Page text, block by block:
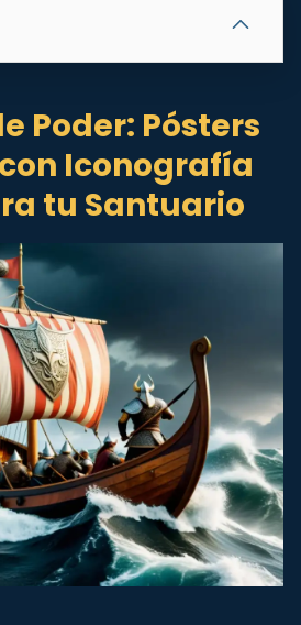
Poder: Pósters
Iconografía
tu Santuario